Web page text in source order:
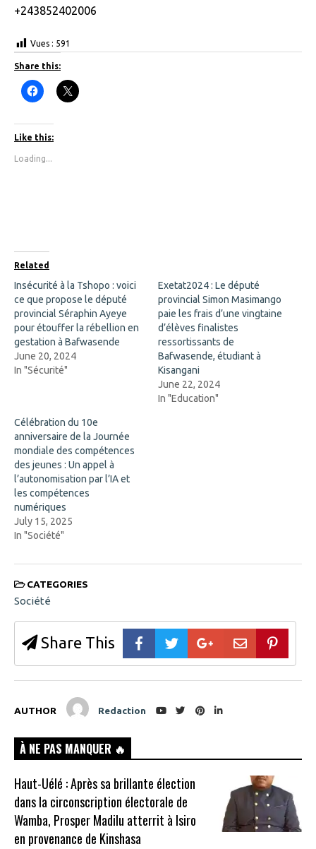
+243852402006
Vues : 591
Share this:
C
l
k
t
o
h
b
o
o
k
(
O
p
e
n
s
i
n
e
d
o
w
)
C
l
n
n
e
w
w
n
d
Like this:
Loading...
Related
Insécurité à la Tshopo : voici
ce que propose le député
provincial Séraphin Ayeye
pour étouffer la rébellion en
gestation à Bafwasende
June 20, 2024
In "Sécurité"
Exetat2024 : Le député
provincial Simon Masimango
paie les frais d’une vingtaine
d’élèves finalistes
ressortissants de
Bafwasende, étudiant à
Kisangani
June 22, 2024
In "Education"
Célébration du 10e
anniversaire de la Journée
mondiale des compétences
des jeunes : Un appel à
l’autonomisation par l’IA et
les compétences
numériques
July 15, 2025
In "Société"
CATEGORIES
Société
Share This
AUTHOR Redaction
À NE PAS MANQUER 🔥
Haut-Uélé : Après sa brillante élection
dans la circonscription électorale de
Wamba, Prosper Madilu atterrit à Isiro
en provenance de Kinshasa